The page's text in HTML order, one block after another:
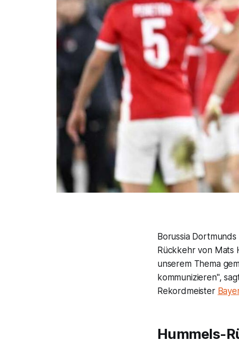
Borussia
Rückkehr von Mats
unserem Thema
kommunizieren",
Rekordmeister
Hummels-